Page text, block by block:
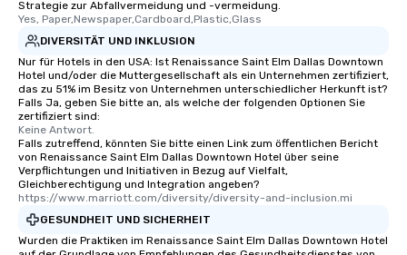
remember. Our one-
are special, from the
last. It’s an
leave. Location, Location, Location
walking distance of
Strategie zur Abfallvermeidung und -vermeidung.
Yes, Paper,Newspaper,Cardboard,Plastic,Glass
DIVERSITÄT UND INKLUSION
Nur für Hotels in den USA: Ist Renaissance Saint Elm Dallas Downtown
Hotel und/oder die Muttergesellschaft als ein Unternehmen zertifiziert,
das zu 51% im Besitz von Unternehmen unterschiedlicher Herkunft ist?
Falls Ja, geben Sie bitte an, als welche der folgenden Optionen Sie
zertifiziert sind:
Keine Antwort.
Falls zutreffend, könnten Sie bitte einen Link zum öffentlichen Bericht
von Renaissance Saint Elm Dallas Downtown Hotel über seine
Verpflichtungen und Initiativen in Bezug auf Vielfalt,
Gleichberechtigung und Integration angeben?
https://www.marriott.com/diversity/diversity-and-inclusion.mi
GESUNDHEIT UND SICHERHEIT
Wurden die Praktiken im Renaissance Saint Elm Dallas Downtown Hotel